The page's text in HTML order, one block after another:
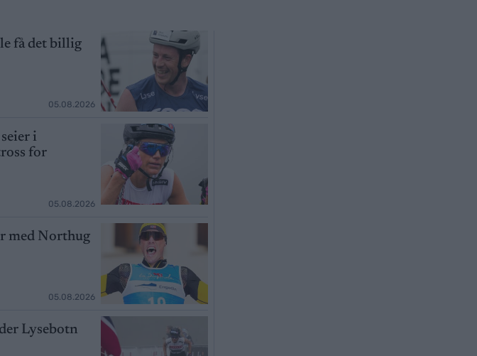
få det billig
05.08.2026
i
for
05.08.2026
med Northug
05.08.2026
Lysebotn